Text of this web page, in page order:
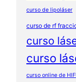
curso de lipoláser
curso de rf
curso
curso
curso online de